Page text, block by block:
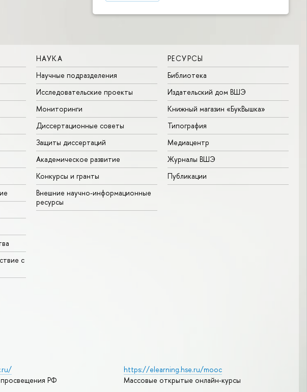
с
НАУКА
Научные подразделения
Исследовательские проекты
Мониторинги
Диссертационные советы
Защиты диссертаций
Академическое развитие
Конкурсы и гранты
Внешние научно-информационные
ресурсы
РЕСУРСЫ
Библиотека
Издательский дом ВШЭ
Книжный магазин «БукВышка»
Типография
Медиацентр
Журналы ВШЭ
Публикации
РФ
https://elearning.hse.ru/mooc
Массовые открытые онлайн-курсы